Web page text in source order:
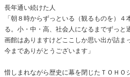
長年通い続けた人
「朝８時からずっといる（観るものを）
る。小・中・高、社会人になるまでずっと
画館はありますけどここしか思い出が詰ま
今までありがとうございます」
惜しまれながら歴史に幕を閉じたＴＯＨＯ